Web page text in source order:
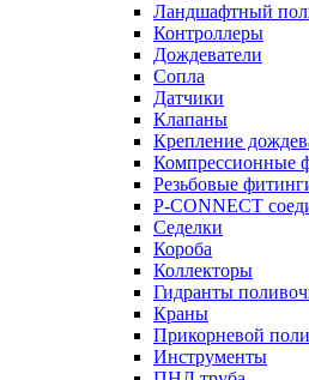
Ландшафтный
Контроллеры
Дождеватели
Сопла
Датчики
Клапаны
Крепление
Компрессионные
Резьбовые
P-CONNECT
Седелки
Короба
Коллекторы
Гидранты
Краны
Прикорневой
Инструменты